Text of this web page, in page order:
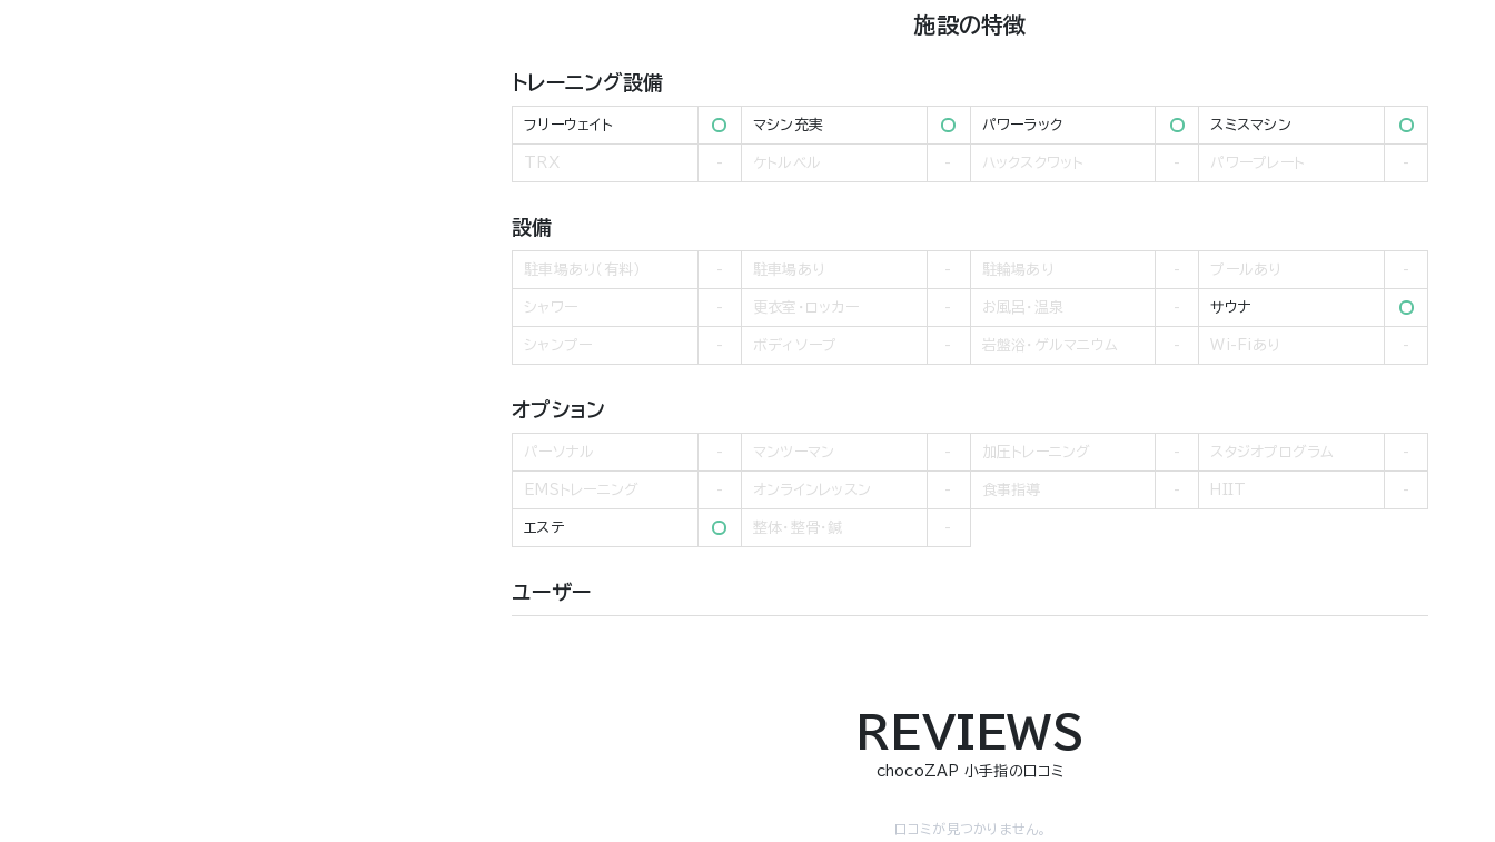
施設の特徴
トレーニング設備
フリーウェイト マシン充実 パワーラック スミスマシン
TRX ケトルベル ハックスクワット パワープレート
設備
駐車場あり（有料） 駐車場あり 駐輪場あり プールあり
シャワー 更衣室・ロッカー お風呂・温泉 サウナ
シャンプー ボディソープ 岩盤浴・ゲルマニウム Wi-Fiあり
オプション
パーソナル マンツーマン 加圧トレーニング スタジオプログラム
EMSトレーニング オンラインレッスン 食事指導 HIIT
エステ 整体・整骨・鍼
ユーザー
REVIEWS
chocoZAP 小手指の口コミ
口コミが見つかりません。